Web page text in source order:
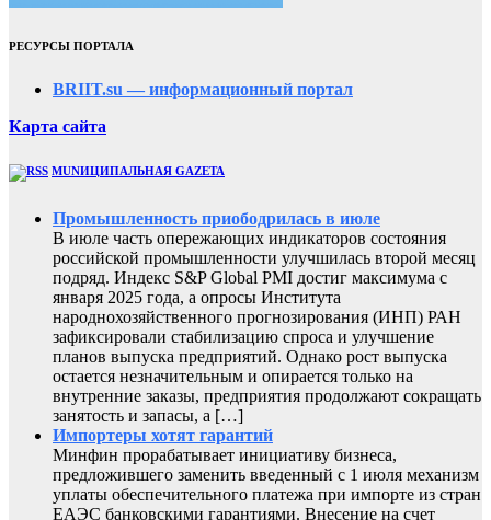
РЕСУРСЫ ПОРТАЛА
BRIIT.su — информационный портал
Карта сайта
MUNИЦИПАЛЬНАЯ GAZЕТА
Промышленность приободрилась в июле
В июле часть опережающих индикаторов состояния
российской промышленности улучшилась второй месяц
подряд. Индекс S&P Global PMI достиг максимума с
января 2025 года, а опросы Института
народнохозяйственного прогнозирования (ИНП) РАН
зафиксировали стабилизацию спроса и улучшение
планов выпуска предприятий. Однако рост выпуска
остается незначительным и опирается только на
внутренние заказы, предприятия продолжают сокращать
занятость и запасы, а […]
Импортеры хотят гарантий
Минфин прорабатывает инициативу бизнеса,
предложившего заменить введенный с 1 июля механизм
уплаты обеспечительного платежа при импорте из стран
ЕАЭС банковскими гарантиями. Внесение на счет